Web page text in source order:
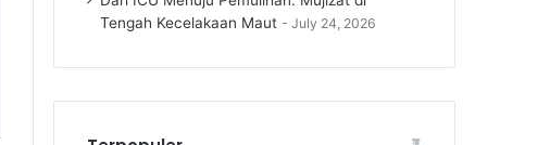
Tengah Kecelakaan Maut
July 24, 2026